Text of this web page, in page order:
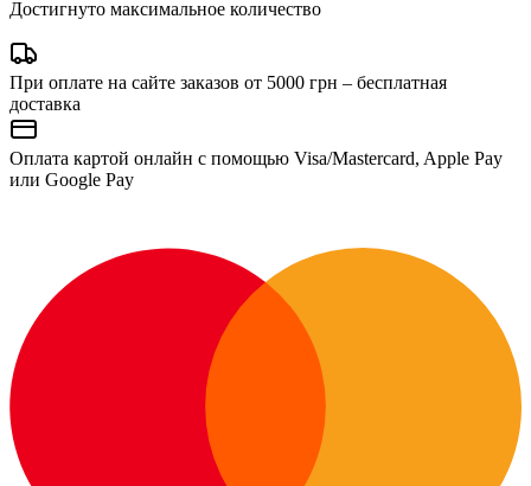
Достигнуто максимальное количество
При оплате на сайте заказов от 5000 грн – бесплатная
доставка
Оплата картой онлайн с помощью Visa/Mastercard, Apple Pay
или Google Pay